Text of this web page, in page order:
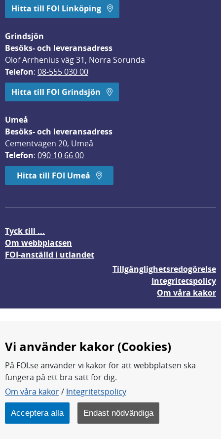
Hitta till FOI Linköping
Grindsjön
Besöks- och leveransadress
Olof Arrhenius väg 31, Norra Sorunda
Telefon: 08-555 030 00
Hitta till FOI Grindsjön
Umeå
Besöks- och leveransadress
Cementvägen 20, Umeå
Telefon: 090-10 66 00
Hitta till FOI Umeå
Tyck till ...
Om webbplatsen
FOI-anställd i utlandet
Tillgänglighetsredogörelse
Integritetspolicy
Om våra kakor
FOI forskar för en säkrare värld.
FOI:s kärnverksamhet är forskning, metod- och
teknikutveckling samt analyser och studier.
Myndigheten ligger under Försvarsdepartementet.
Vi använder kakor (Cookies)
På FOI.se använder vi kakor för att webbplatsen ska
fungera på ett bra sätt för dig.
Om våra kakor/ Integritetspolicy
Acceptera alla Endast nödvändiga